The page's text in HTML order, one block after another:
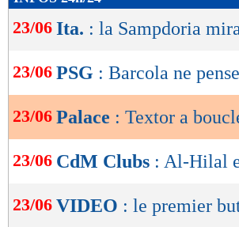
de
lecture
OK
23/06 Ita. : la Sampdoria
23/06 PSG : Barcola ne
23/06 Palace : Textor a
23/06 CdM Clubs : Al-Hilal
23/06 VIDEO : le premier